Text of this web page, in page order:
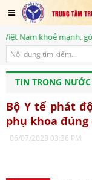
mạnh, góp phần
TIN TRONG NƯỚC
Bộ Y tế phát
phụ khoa đúng
06/07/2023 03:36 PM